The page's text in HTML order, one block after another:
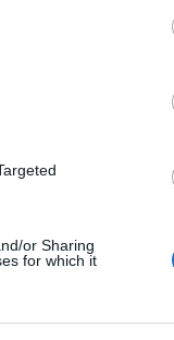
or Sharing
for which it
vold.
under
stafetten.
annet skal
som tok